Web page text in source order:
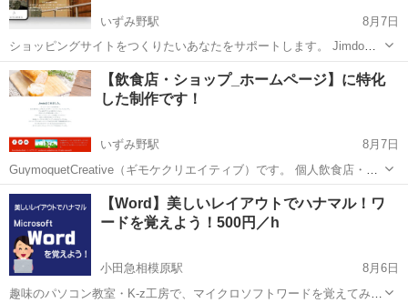
いずみ野駅
8月7日
ショッピングサイトをつくりたいあなたをサポートします。 Jimdoフ
リープラン（無償）で ショピングサイトを運営してみませんか。 オリ
ジナル商品販売やコンテンツ制作販売を 手数料を抑えて収益を増やし
たあなたをサポ...
神奈川 横浜市 いずみ野駅 パソコン
【飲食店・ショップ_ホームページ】に特化
した制作です！
いずみ野駅
8月7日
GuymoquetCreative（ギモケクリエイティブ）です。 個人飲食店・食
品販売SHOPのオーナー様にJimdoでサイト運営をおすすしています。
専門知識がくてもブログ更新するようにサイトを運営するコトができ
ます。...
神奈川 横浜市 いずみ野駅 パソコン ロゴデザイン
【Word】美しいレイアウトでハナマル！ワ
ードを覚えよう！500円／h
小田急相模原駅
8月6日
趣味のパソコン教室・K-z工房で、マイクロソフトワードを覚えてみま